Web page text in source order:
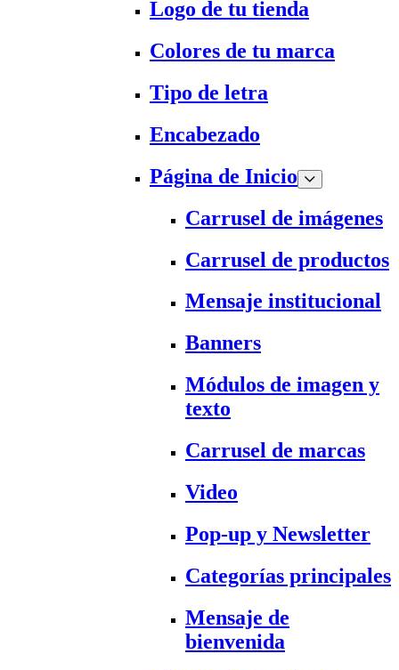
Logo de tu tienda
Colores de tu marca
Tipo de letra
Encabezado
Página de Inicio
Carrusel de imágenes
Carrusel de productos
Mensaje institucional
Banners
Módulos de imagen y
texto
Carrusel de marcas
Video
Pop-up y Newsletter
Categorías principales
Mensaje de
bienvenida